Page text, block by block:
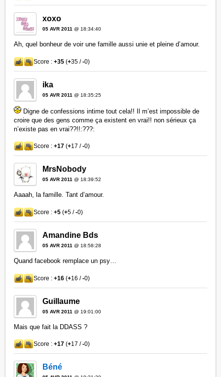
xoxo
05 AVR 2011 @ 18:34:40
Ah, quel bonheur de voir une famille aussi unie et pleine d’amour.
Score :+35 (+35 /-0)
ika
05 AVR 2011 @ 18:35:25
Digne de confessions intime tout cela!! Il m’est impossible de
croire que des gens comme ça existent en vrai!! non sérieux ça
n’existe pas en vrai??!!:???:
Score :+17 (+17 /-0)
MrsNobody
05 AVR 2011 @ 18:39:52
Aaaah, la famille. Tant d’amour.
Score :+5 (+5 /-0)
Amandine Bds
05 AVR 2011 @ 18:58:28
Quand facebook remplace un psy…
Score :+16 (+16 /-0)
Guillaume
05 AVR 2011 @ 19:01:00
Mais que fait la DDASS ?
Score :+17 (+17 /-0)
Béné